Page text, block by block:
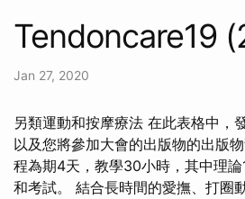
Tendoncare19
Jan 27, 2020
另類運動和按摩療法 在此表格中，
以及您將參加大會的出版物的出版
程為期4天，教學30小時，其中理
和考試。 結合長時間的愛撫、打圈